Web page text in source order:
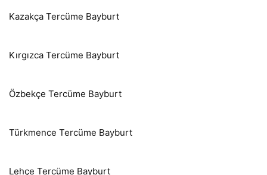
Kazakça Tercüme Bayburt
Kırgızca Tercüme Bayburt
Özbekçe Tercüme Bayburt
Türkmence Tercüme Bayburt
Lehçe Tercüme Bayburt